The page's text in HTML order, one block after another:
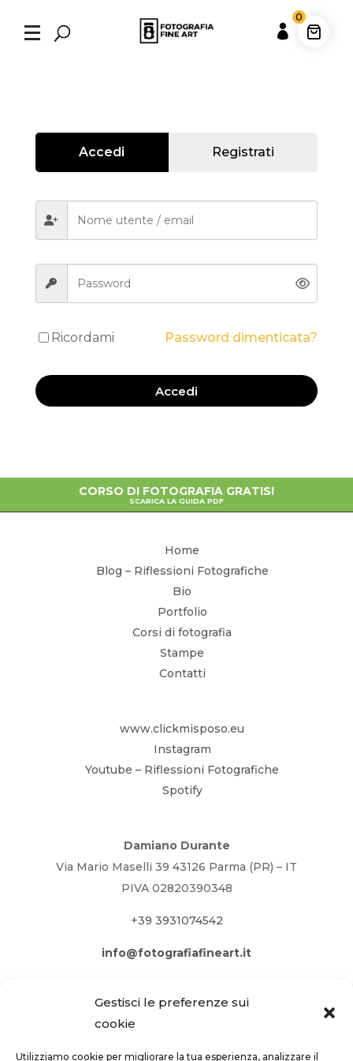
Gestisci le preferenze sui
cookie
Utilizziamo cookie per migliorare la tua esperienza, analizzare il

Accedi Registrati
Ricordami Password dimenticata?
Accedi
CORSO DI FOTOGRAFIA GRATIS!
SCARICA LA GUIDA PDF
Home
Blog – Riflessioni Fotografiche
Bio
Portfolio
Corsi di fotografia
Stampe
Contatti
www.clickmisposo.eu
Instagram
Youtube – Riflessioni Fotografiche
Spotify
Damiano Durante
Via Mario Maselli 39 43126 Parma (PR) – IT
PIVA 02820390348
+39 3931074542
info@fotografiafineart.it
0